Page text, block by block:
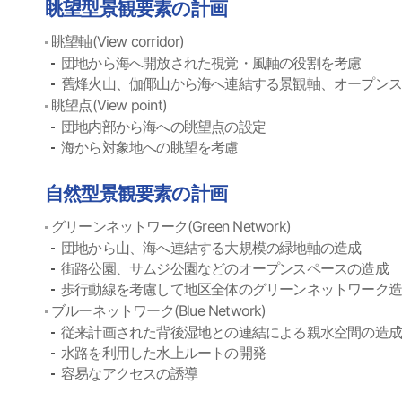
眺望型景観要素の計画
眺望軸(View corridor)
団地から海へ開放された視覚・風軸の役割を考慮
舊烽火山、伽倻山から海へ連結する景観軸、オープン
眺望点(View point)
団地内部から海への眺望点の設定
海から対象地への眺望を考慮
自然型景観要素の計画
グリーンネットワーク(Green Network)
団地から山、海へ連結する大規模の緑地軸の造成
街路公園、サムジ公園などのオープンスペースの造成
歩行動線を考慮して地区全体のグリーンネットワーク
ブルーネットワーク(Blue Network)
従来計画された背後湿地との連結による親水空間の造成
水路を利用した水上ルートの開発
容易なアクセスの誘導